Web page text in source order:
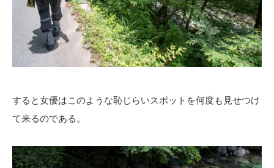
すると女優はこのような恥じらいスポットを何度も見せつけ
て来るのである。